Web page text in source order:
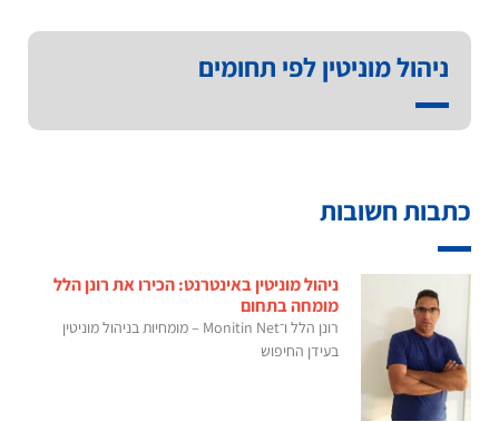
ניהול מוניטין לפי תחומים
כתבות חשובות
ניהול מוניטין באינטרנט: הכירו את רונן הלל
מומחה בתחום
רונן הלל ו־Monitin Net – מומחיות בניהול מוניטין
בעידן החיפוש